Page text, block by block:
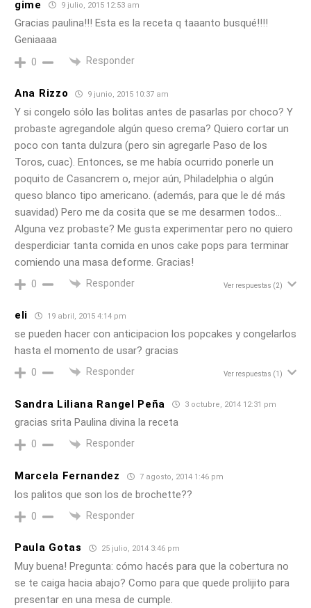
gime 9 julio, 2015 12:53 am
Gracias paulina!!! Esta es la receta q taaanto busqué!!!!
Geniaaaa
0 Responder
Ana Rizzo 9 junio, 2015 10:37 am
Y si congelo sólo las bolitas antes de pasarlas por choco? Y
probaste agregandole algún queso crema? Quiero cortar un
poco con tanta dulzura (pero sin agregarle Paso de los
Toros, cuac). Entonces, se me había ocurrido ponerle un
poquito de Casancrem o, mejor aún, Philadelphia o algún
queso blanco tipo americano. (además, para que le dé más
suavidad) Pero me da cosita que se me desarmen todos…
Alguna vez probaste? Me gusta experimentar pero no quiero
desperdiciar tanta comida en unos cake pops para terminar
comiendo una masa deforme. Gracias!
0 Responder Ver respuestas (2)
eli 19 abril, 2015 4:14 pm
se pueden hacer con anticipacion los popcakes y congelarlos
hasta el momento de usar? gracias
0 Responder Ver respuestas (1)
Sandra Liliana Rangel Peña 3 octubre, 2014 12:31 pm
gracias srita Paulina divina la receta
0 Responder
Marcela Fernandez 7 agosto, 2014 1:46 pm
los palitos que son los de brochette??
0 Responder
Paula Gotas 25 julio, 2014 3:46 pm
Muy buena! Pregunta: cómo hacés para que la cobertura no
se te caiga hacia abajo? Como para que quede prolijito para
presentar en una mesa de cumple.